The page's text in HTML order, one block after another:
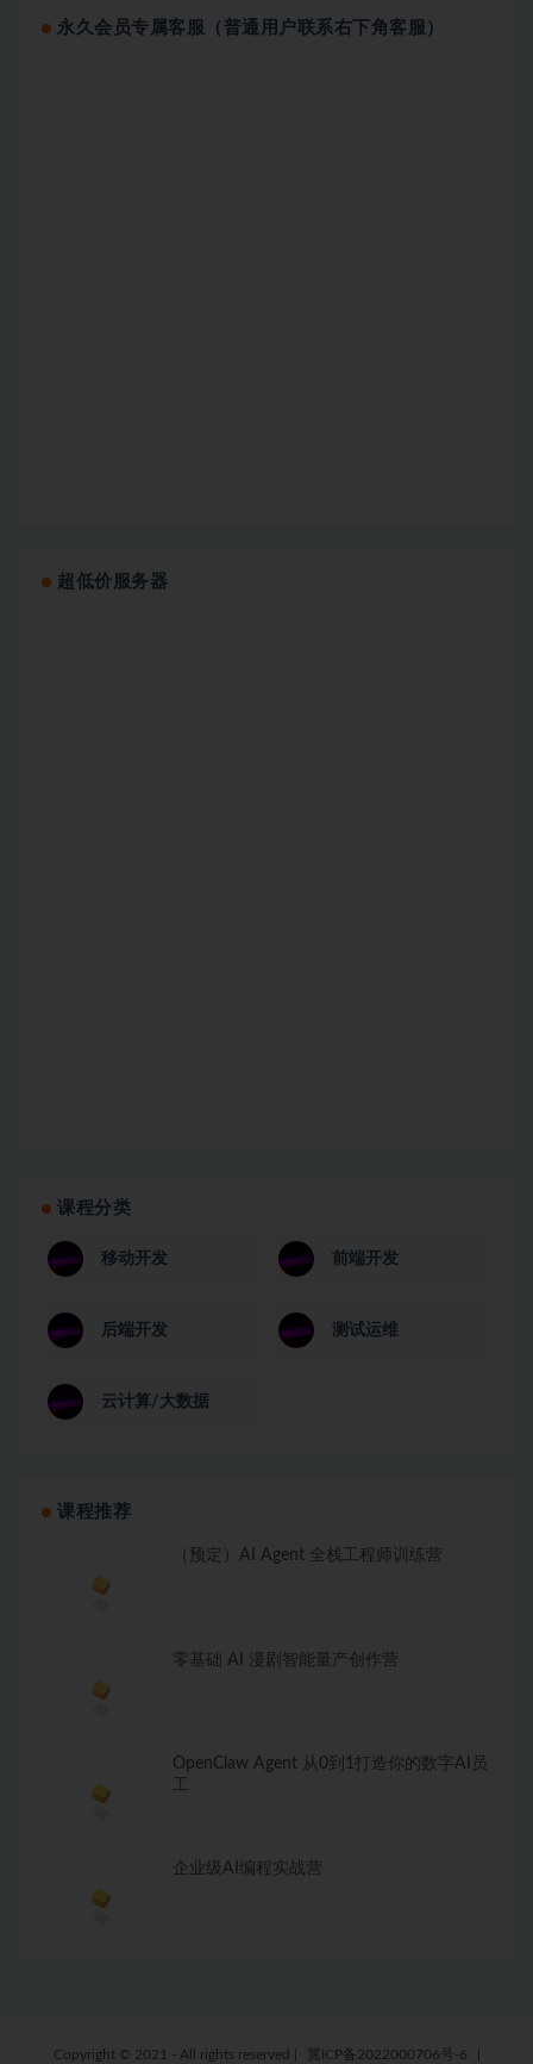
永久会员专属客服（普通用户联系右下角客服）
超低价服务器
课程分类
移动开发 前端开发
后端开发 测试运维
云计算/大数据
课程推荐
（预定）AI Agent 全栈工程师训练营
零基础 AI 漫剧智能量产创作营
OpenClaw Agent 从0到1打造你的数字AI员
工
企业级AI编程实战营
Copyright © 2021 - All rights reserved 冀ICP备2022000706号-6